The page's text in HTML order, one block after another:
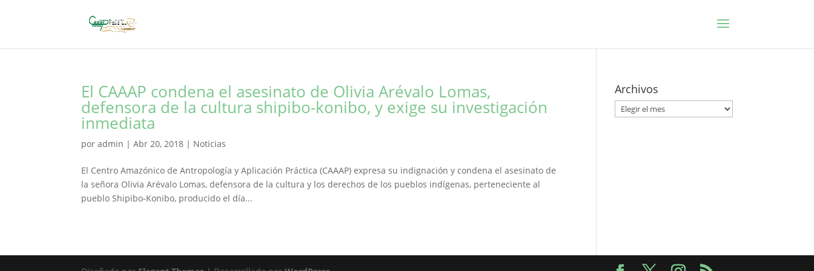
El CAAAP condena el asesinato de Olivia Arévalo Lomas,
defensora de la cultura shipibo-konibo, y exige su investigación
inmediata
poradmin |Abr 20, 2018 | Noticias
El Centro Amazónico de Antropología y Aplicación Práctica (CAAAP) expresa su indignación y condena el asesinato de
la señora Olivia Arévalo Lomas, defensora de la cultura y los derechos de los pueblos indígenas, perteneciente al
pueblo Shipibo-Konibo, producido el día...
Archivos
Archivos